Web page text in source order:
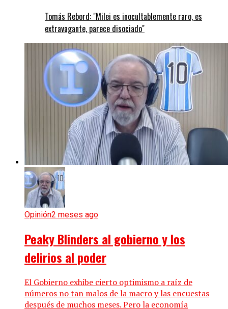
Tomás Rebord: "Milei es inocultablemente raro, es
extravagante, parece disociado"
Opinión2 meses ago
Peaky Blinders al gobierno y los
delirios al poder
El Gobierno exhibe cierto optimismo a raíz de
números no tan malos de la macro y las encuestas
después de muchos meses. Pero la economía